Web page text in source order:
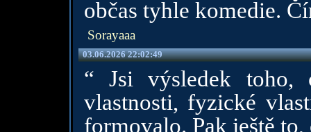
občas tyhle komedie.
Sorayaaa
03.06.2026 22:02:49
“ Jsi výsledek
vlastnosti, fyzické
formovalo. Pak ještě